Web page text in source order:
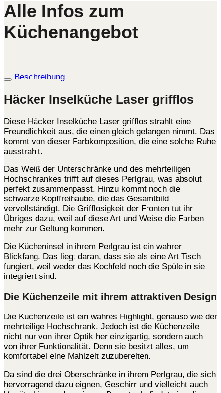
Alle Infos zum
Küchenangebot
Beschreibung
Häcker Inselküche Laser grifflos
Diese Häcker Inselküche Laser grifflos strahlt eine
Freundlichkeit aus, die einen gleich gefangen nimmt. Das
kommt von dieser Farbkomposition, die eine solche Ruhe
ausstrahlt.
Das Weiß der Unterschränke und des mehrteiligen
Hochschrankes trifft auf dieses Perlgrau, was absolut
perfekt zusammenpasst. Hinzu kommt noch die
schwarze Kopffreihaube, die das Gesamtbild
vervollständigt. Die Grifflosigkeit der Fronten tut ihr
Übriges dazu, weil auf diese Art und Weise die Farben
mehr zur Geltung kommen.
Die Kücheninsel in ihrem Perlgrau ist ein wahrer
Blickfang. Das liegt daran, dass sie als eine Art Tisch
fungiert, weil weder das Kochfeld noch die Spüle in sie
integriert sind.
Die Küchenzeile mit ihrem attraktiven Design
Die Küchenzeile ist ein wahres Highlight, genauso wie der
mehrteilige Hochschrank. Jedoch ist die Küchenzeile
nicht nur von ihrer Optik her einzigartig, sondern auch
von ihrer Funktionalität. Denn sie besitzt alles, um
komfortabel eine Mahlzeit zuzubereiten.
Da sind die drei Oberschränke in ihrem Perlgrau, die sich
hervorragend dazu eignen, Geschirr und vielleicht auch